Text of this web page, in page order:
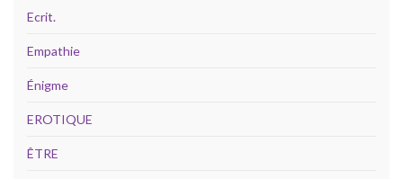
Ecrit.
Empathie
Énigme
EROTIQUE
ÊTRE